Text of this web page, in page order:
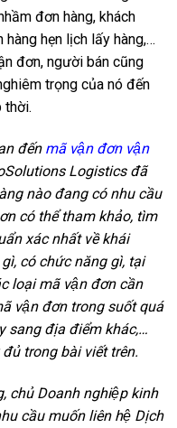
đơn hàng, khách
hàng hẹn lịch lấy hàng,…
đơn, người bán cũng
trọng của nó đến
thời.
đến mã vận đơn vận
Logistics đã
nào đang có nhu cầu
có thể tham khảo, tìm
xác nhất về khái
có chức năng gì, tại
loại mã vận đơn cần
vận đơn trong suốt quá
sang địa điểm khác,…
trong bài viết trên.
chủ Doanh nghiệp kinh
cầu muốn liên hệ Dịch